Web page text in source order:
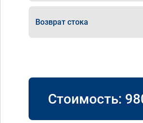
Возврат стока
Стоимость: